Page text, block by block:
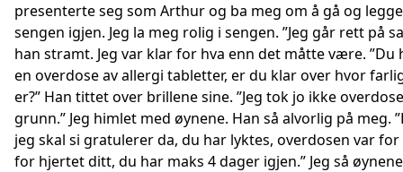
presenterte seg som Arthur og ba meg om å gå og
sengen igjen. Jeg la meg rolig i sengen. ”Jeg går rett på
han stramt. Jeg var klar for hva enn det måtte være. ”Du
en overdose av allergi tabletter, er du klar over hvor
er?” Han tittet over brillene sine. ”Jeg tok jo ikke
grunn.” Jeg himlet med øynene. Han så alvorlig på meg.
jeg skal si gratulerer da, du har lyktes, overdosen var
for hjertet ditt, du har maks 4 dager igjen.” Jeg så